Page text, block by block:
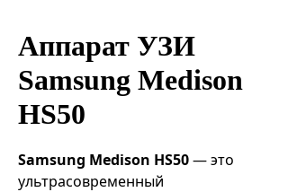
Аппарат УЗИ
Samsung Medison
HS50
Samsung Medison HS50— это
ультрасовременный